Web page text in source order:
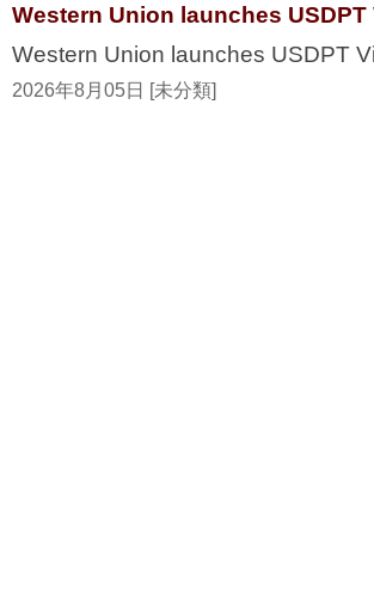
Western Union launches
Western Union launches USDPT
2026年8月05日 [未分類]